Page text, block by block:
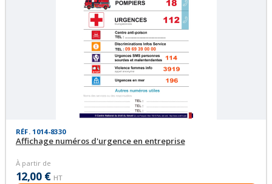
RÉF. 1014-8330
Affichage numéros d'urgence en entreprise
À partir de
12,00 € HT